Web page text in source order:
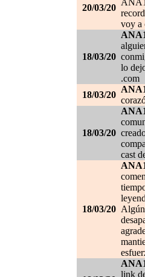
20/03/20
voy a
18/03/20
lo
.com
18/03/20
18/03/20
cast
18/03/20
link